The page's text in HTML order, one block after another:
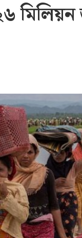
মিলিয়ন